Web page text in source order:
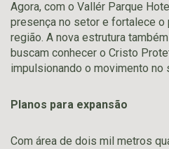
Agora, com o Vallér Parque
presença no setor e fortalece
região. A nova estrutura
buscam conhecer o Cristo
impulsionando o movimento no
Planos para expansão
Com área de dois mil metros